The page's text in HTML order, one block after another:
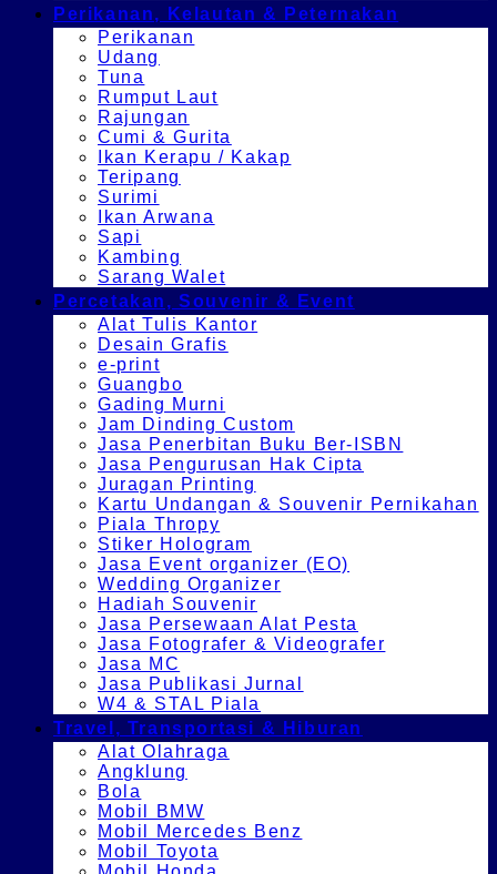
Perikanan, Kelautan & Peternakan
Perikanan
Udang
Tuna
Rumput Laut
Rajungan
Cumi & Gurita
Ikan Kerapu / Kakap
Teripang
Surimi
Ikan Arwana
Sapi
Kambing
Sarang Walet
Percetakan, Souvenir & Event
Alat Tulis Kantor
Desain Grafis
e-print
Guangbo
Gading Murni
Jam Dinding Custom
Jasa Penerbitan Buku Ber-ISBN
Jasa Pengurusan Hak Cipta
Juragan Printing
Kartu Undangan & Souvenir Pernikahan
Piala Thropy
Stiker Hologram
Jasa Event organizer (EO)
Wedding Organizer
Hadiah Souvenir
Jasa Persewaan Alat Pesta
Jasa Fotografer & Videografer
Jasa MC
Jasa Publikasi Jurnal
W4 & STAL Piala
Travel, Transportasi & Hiburan
Alat Olahraga
Angklung
Bola
Mobil BMW
Mobil Mercedes Benz
Mobil Toyota